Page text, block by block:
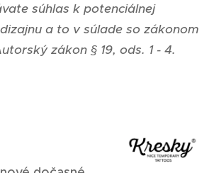
súhlas k potenciálnej
a to v súlade so zákonom
zákon § 19, ods. 1 - 4.